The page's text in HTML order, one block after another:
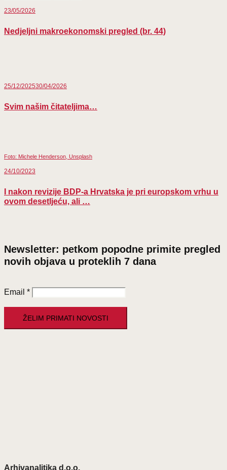
23/05/2026
Nedjeljni makroekonomski pregled (br. 44)
25/12/202530/04/2026
Svim našim čitateljima…
Foto: Michele Henderson, Unsplash
24/10/2023
I nakon revizije BDP-a Hrvatska je pri europskom vrhu u
ovom desetljeću, ali …
Newsletter: petkom popodne primite pregled
novih objava u proteklih 7 dana
Email *
Arhivanalitika d.o.o.